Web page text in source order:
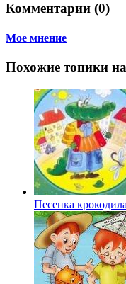
Комментарии (0)
Мое мнение
Похожие топики
Песенка